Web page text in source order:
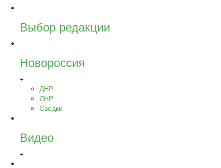
Выбор редакции
Новороссия
+
ДНР
ЛНР
Сводки
Видео
+